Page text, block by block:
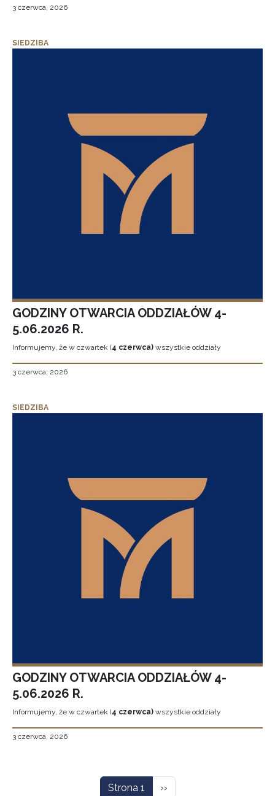
3 czerwca, 2026
SIEDZIBA
GODZINY OTWARCIA ODDZIAŁÓW 4-
5.06.2026 R.
Informujemy, że w czwartek (4 czerwca) wszystkie oddziały
3 czerwca, 2026
SIEDZIBA
GODZINY OTWARCIA ODDZIAŁÓW 4-
5.06.2026 R.
Informujemy, że w czwartek (4 czerwca) wszystkie oddziały
3 czerwca, 2026
Strona 1 Następna strona
››